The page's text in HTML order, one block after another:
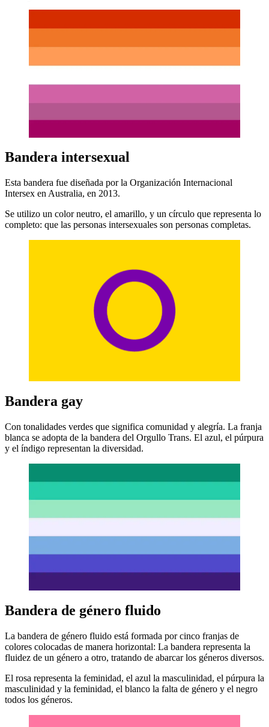
Bandera intersexual
Esta bandera fue diseñada por la Organización Internacional
Intersex en Australia, en 2013.
Se utilizo un color neutro, el amarillo, y un círculo que representa lo
completo: que las personas intersexuales son personas completas.
Bandera gay
Con tonalidades verdes que significa comunidad y alegría. La franja
blanca se adopta de la bandera del Orgullo Trans. El azul, el púrpura
y el índigo representan la diversidad.
Bandera de género fluido
La bandera de género fluido está formada por cinco franjas de
colores colocadas de manera horizontal: La bandera representa la
fluidez de un género a otro, tratando de abarcar los géneros diversos.
El rosa representa la feminidad, el azul la masculinidad, el púrpura la
masculinidad y la feminidad, el blanco la falta de género y el negro
todos los géneros.